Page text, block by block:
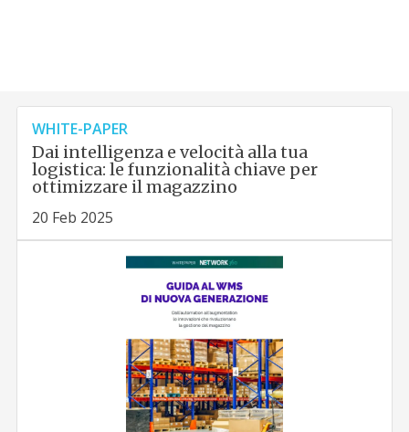
WHITE-PAPER
Dai intelligenza e velocità alla tua
logistica: le funzionalità chiave per
ottimizzare il magazzino
20 Feb 2025